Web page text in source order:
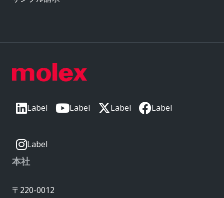
Label Label Label Label
Label
本社
〒220-0012